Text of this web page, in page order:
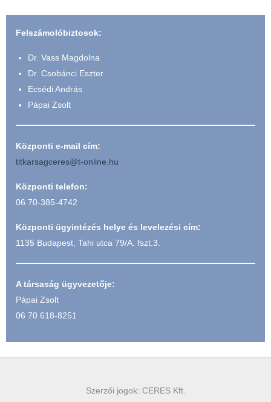
Felszámolóbiztosok:
Dr. Vass Magdolna
Dr. Csobánci Eszter
Ecsédi András
Pápai Zsolt
Központi e-mail cím:
titkarsagceres@t-online.hu
Központi telefon:
06 70-385-4742
Központi ügyintézés helye és levelezési cím:
1135 Budapest, Tahi utca 79/A. fszt.3.
A társaság ügyvezetője:
Pápai Zsolt
06 70 618-8251
Szerzői jogok: CERES Kft.